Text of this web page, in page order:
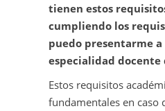
tienen estos
cumpliendo los
puedo presentarme
especialidad docente
Estos requisitos
fundamentales en caso